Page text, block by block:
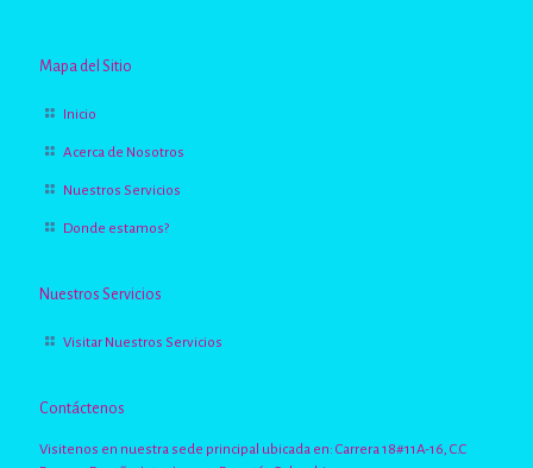
Mapa del Sitio
Inicio
Acerca de Nosotros
Nuestros Servicios
Donde estamos?
Nuestros Servicios
Visitar Nuestros Servicios
Contáctenos
Visitenos en nuestra sede principal ubicada en: Carrera 18#11A-16, C.C